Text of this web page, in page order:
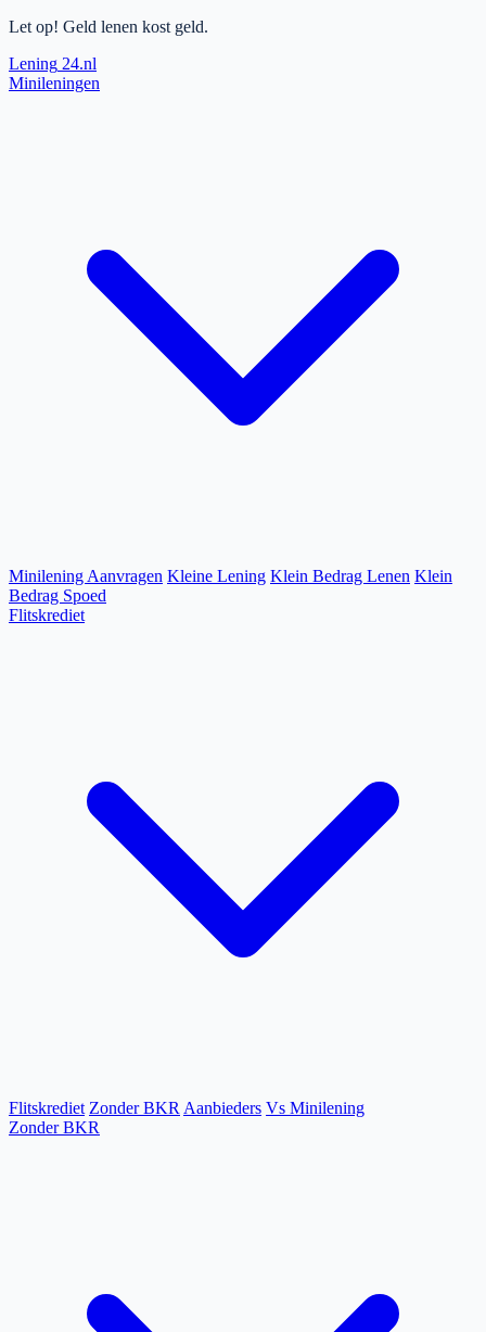
Let op! Geld lenen kost geld.
Lening 24.nl
Minileningen
Minilening Aanvragen Kleine Lening Klein Bedrag Lenen Klein
Bedrag Spoed
Flitskrediet
Flitskrediet Zonder BKR Aanbieders Vs Minilening
Zonder BKR